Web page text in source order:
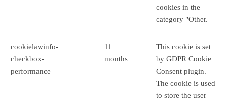
cookies in the
category "Other.
cookielawinfo-
checkbox-
performance
11
months
This cookie is set
by GDPR Cookie
Consent plugin.
The cookie is used
to store the user